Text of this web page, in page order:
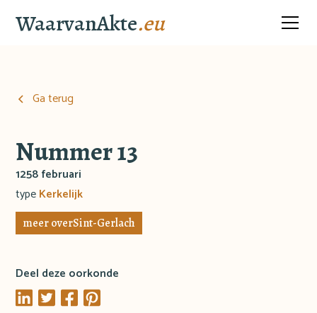
WaarvanAkte.eu
Ga terug
Nummer 13
1258 februari
typeKerkelijk
meer overSint-Gerlach
Deel deze oorkonde